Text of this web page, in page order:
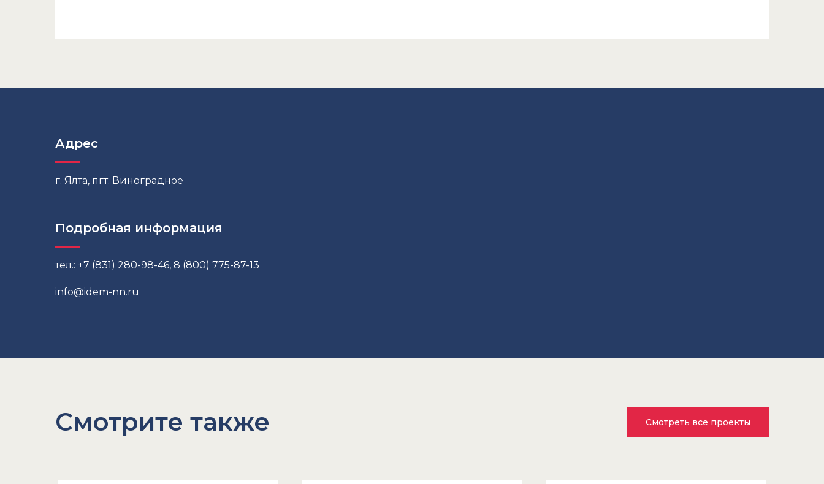
Адрес
г. Ялта, пгт. Виноградное
Подробная информация
тел.: +7 (831) 280-98-46, 8 (800) 775-87-13
info@idem-nn.ru
Смотрите также Смотреть все проекты